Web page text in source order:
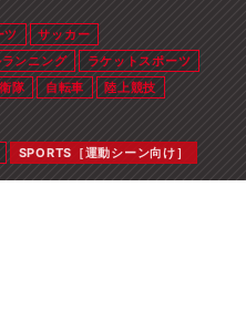
ツ
サッカー
ランニング
ラケットスポーツ
隊 自転車 陸上競技
SPORTS［運動シーン向け］